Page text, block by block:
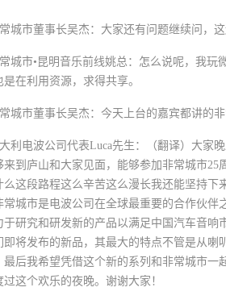
董事长吴杰：大家还有问题继续问，这
•昆明音乐前线姚总：怎么说呢，我玩微
是在利用资源，求得共享。
董事长吴杰：今天上台的嘉宾都讲的非
波公司代表Luca先生：（翻译）大家晚
来到庐山和大家见面，能够参加非常城市
么这段路程这么辛苦这么漫长我还能坚持
常城市是电波公司在全球最重要的合作伙
于研究和研发新的产品以满足中国汽车音
即将发布的新品，其最大的特点不管是从
最后我希望凭借这个新的系列和非常城市
过这个欢乐的夜晚。谢谢大家！